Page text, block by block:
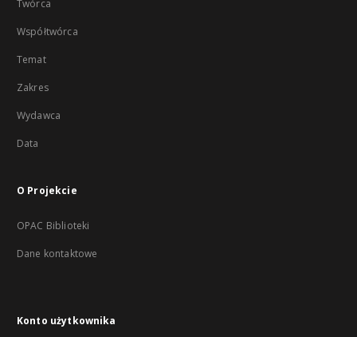
Twórca
Współtwórca
Temat
Zakres
Wydawca
Data
O Projekcie
OPAC Biblioteki
Dane kontaktowe
Konto użytkownika